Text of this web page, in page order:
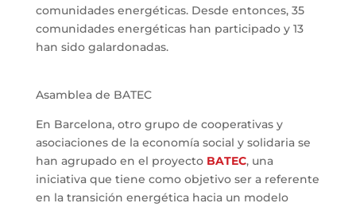
comunidades energéticas. Desde entonces, 35
comunidades energéticas han participado y 13
han sido galardonadas.
Asamblea de BATEC
En Barcelona, otro grupo de cooperativas y
asociaciones de la economía social y solidaria se
han agrupado en el proyecto BATEC, una
iniciativa que tiene como objetivo ser a referente
en la transición energética hacia un modelo